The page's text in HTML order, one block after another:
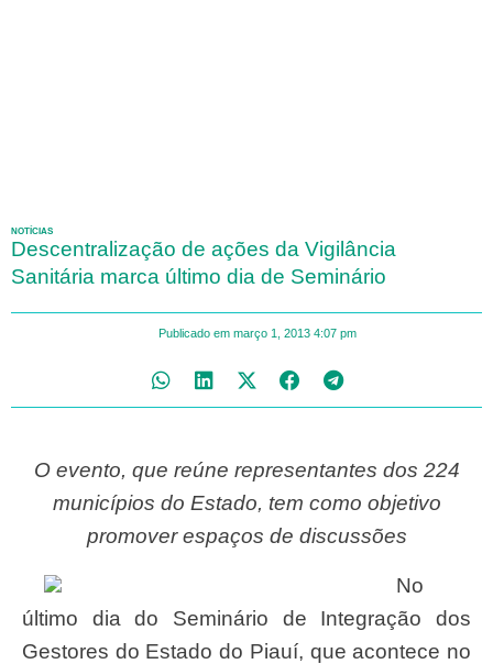
NOTÍCIAS
Descentralização de ações da Vigilância
Sanitária marca último dia de Seminário
Publicado em março 1, 2013 4:07 pm
O evento, que reúne representantes dos 224
municípios do Estado, tem como objetivo
promover espaços de discussões
No
último dia do Seminário de Integração dos
Gestores do Estado do Piauí, que acontece no